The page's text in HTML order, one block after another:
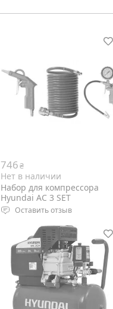
746₴
Нет в наличии
Набор для компрессора
Hyundai AC 3 SET
Оставить отзыв
Максимальное давление: 40
Внешняя резьба: 1/4 дюйм
Внутренняя резьба: 1/4
дюйм